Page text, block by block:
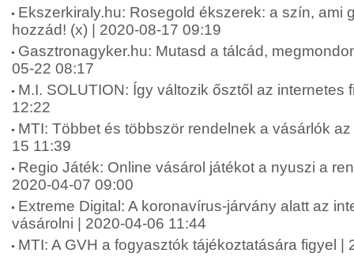
Ekszerkiraly.hu: Rosegold ékszerek: a szín, ami
hozzád! (x) | 2020-08-17 09:19
Gasztronagyker.hu: Mutasd a tálcád,
05-22 08:17
M.I. SOLUTION: Így változik ősztől az internetes
12:22
MTI: Többet és többször rendelnek a vásárlók
15 11:39
Regio Játék: Online vásárol játékot a nyuszi a
2020-04-07 09:00
Extreme Digital: A koronavírus-járvány alatt az
vásárolni | 2020-04-06 11:44
MTI: A GVH a fogyasztók tájékoztatására figyel |